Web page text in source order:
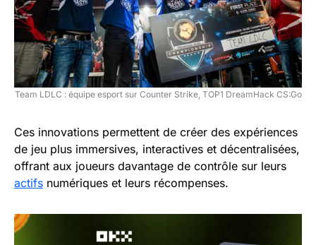
Team LDLC : équipe esport sur Counter Strike, TOP1 DreamHack CS:Go
Ces innovations permettent de créer des expériences
de jeu plus immersives, interactives et décentralisées,
offrant aux joueurs davantage de contrôle sur leurs
actifs numériques et leurs récompenses.